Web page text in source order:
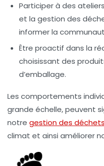
Participer à des
et la gestion des
informer la
Être proactif dans la
choisissant des
d’emballage.
Les comportements
grande échelle, peuvent
notre gestion des déchets
climat et ainsi améliorer